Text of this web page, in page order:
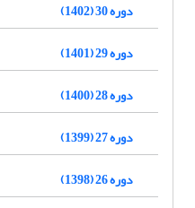
دوره 30 (1402)
دوره 29 (1401)
دوره 28 (1400)
دوره 27 (1399)
دوره 26 (1398)